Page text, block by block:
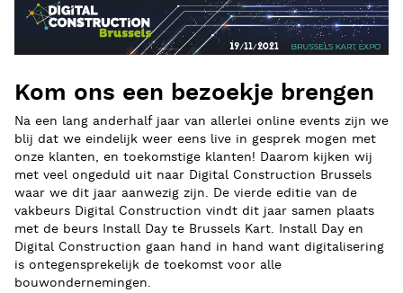
Kom ons een bezoekje brengen
Na een lang anderhalf jaar van allerlei online events zijn we
blij dat we eindelijk weer eens live in gesprek mogen met
onze klanten, en toekomstige klanten! Daarom kijken wij
met veel ongeduld uit naar Digital Construction Brussels
waar we dit jaar aanwezig zijn. De vierde editie van de
vakbeurs Digital Construction vindt dit jaar samen plaats
met de beurs Install Day te Brussels Kart. Install Day en
Digital Construction gaan hand in hand want digitalisering
is ontegensprekelijk de toekomst voor alle
bouwondernemingen.